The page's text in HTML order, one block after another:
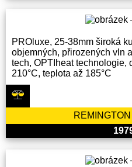
PROluxe, 25-38mm široká
objemných, přirozených vln
tech, OPTIheat technologie,
210°C, teplota až 185°C